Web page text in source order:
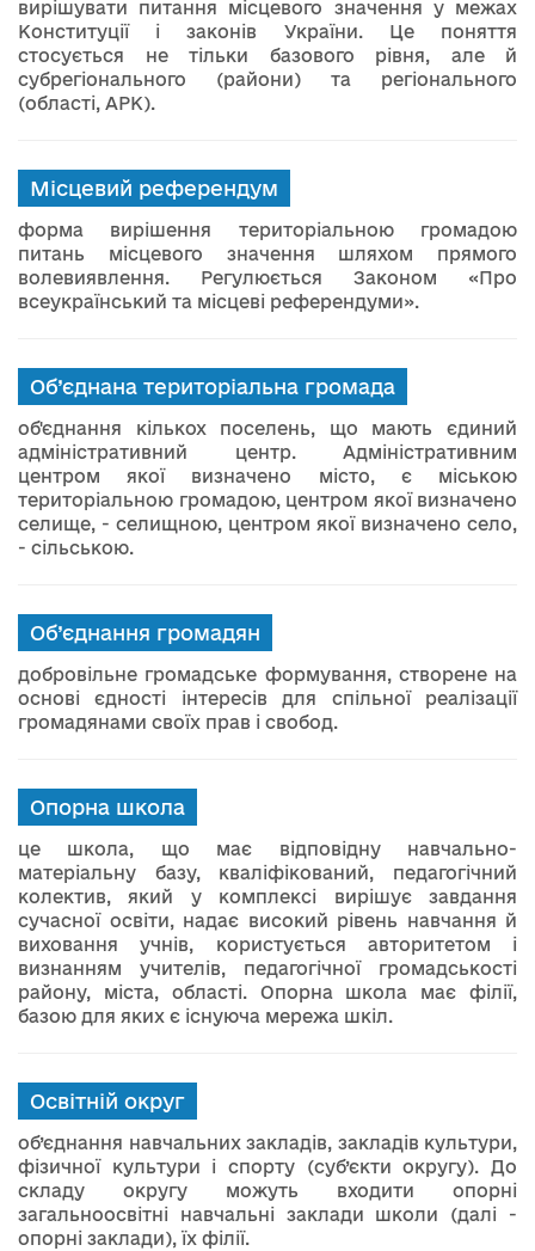
вирішувати питання місцевого значення у межах
Конституції і законів України. Це поняття
стосується не тільки базового рівня, але й
субрегіонального (райони) та регіонального
(області, АРК).
Місцевий референдум
форма вирішення територіальною громадою
питань місцевого значення шляхом прямого
волевиявлення. Регулюється Законом «Про
всеукраїнський та місцеві референдуми».
Об’єднана територіальна громада
об'єднання кількох поселень, що мають єдиний
адміністративний центр. Адміністративним
центром якої визначено місто, є міською
територіальною громадою, центром якої визначено
селище, - селищною, центром якої визначено село,
- сільською.
Об’єднання громадян
добровільне громадське формування, створене на
основі єдності інтересів для спільної реалізації
громадянами своїх прав і свобод.
Опорна школа
це школа, що має відповідну навчально-
матеріальну базу, кваліфікований, педагогічний
колектив, який у комплексі вирішує завдання
сучасної освіти, надає високий рівень навчання й
виховання учнів, користується авторитетом і
визнанням учителів, педагогічної громадськості
району, міста, області. Опорна школа має філії,
базою для яких є існуюча мережа шкіл.
Освітній округ
об’єднання навчальних закладів, закладів культури,
фізичної культури і спорту (суб’єкти округу). До
складу округу можуть входити опорні
загальноосвітні навчальні заклади школи (далі -
опорні заклади), їх філії.